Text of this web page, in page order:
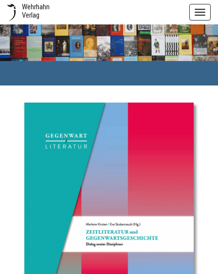
Wehrhahn
Verlag